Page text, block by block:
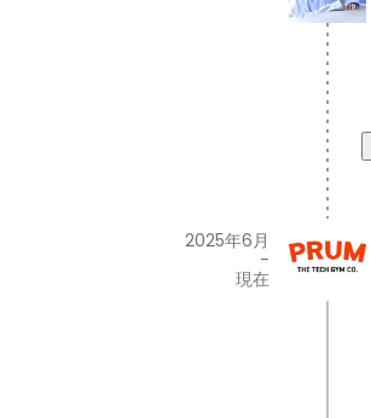
2025年6月
-
現在